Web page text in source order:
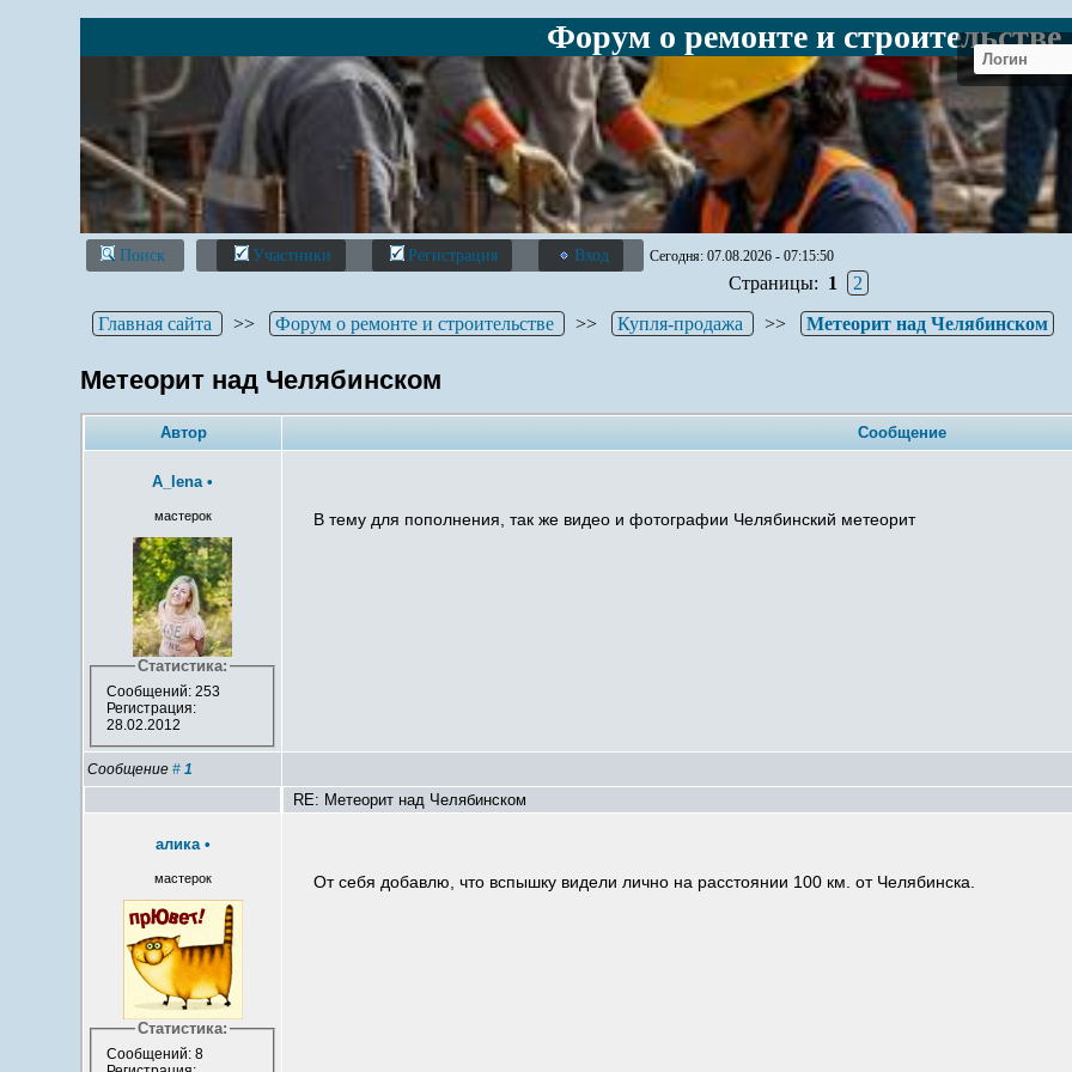
Форум о ремонте и строительстве
Поиск Участники Регистрация Вход Сегодня: 07.08.2026 - 07:15:50
Страницы: 1
2
Главная сайта
>> Форум о ремонте и строительстве >> Купля-продажа >> Метеорит над Челябинском
Метеорит над Челябинском
Автор Сообщение
A_lena •
мастерок
Статистика:
Сообщений: 253
Регистрация:
28.02.2012
В тему для пополнения, так же видео и фотографии Челябинский метеорит
Сообщение#1
RE: Метеорит над Челябинском
алика •
мастерок
Статистика:
Сообщений: 8
От себя добавлю, что вспышку видели лично на расстоянии 100 км. от Челябинска.